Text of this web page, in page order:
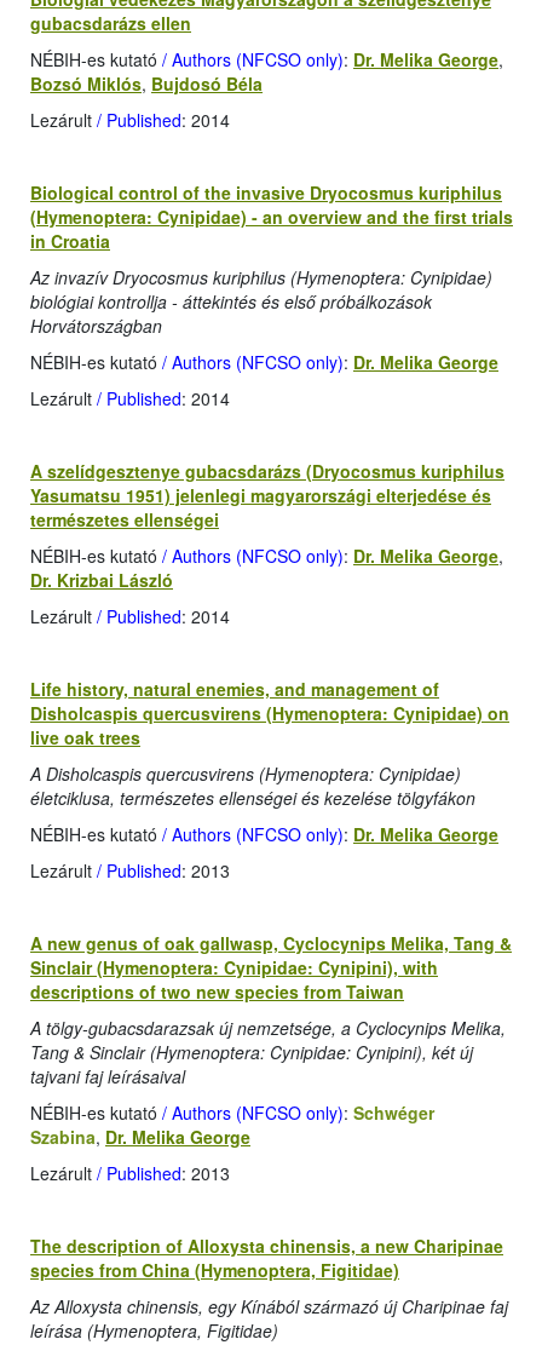
gubacsdarázs ellen
NÉBIH-es kutató / Authors (NFCSO only): Dr. Melika George,
Bozsó Miklós, Bujdosó Béla
Lezárult / Published: 2014
Biological control of the invasive Dryocosmus kuriphilus
(Hymenoptera: Cynipidae) - an overview and the first trials
in Croatia
Az invazív Dryocosmus kuriphilus (Hymenoptera: Cynipidae)
biológiai kontrollja - áttekintés és első próbálkozások
Horvátországban
NÉBIH-es kutató / Authors (NFCSO only): Dr. Melika George
Lezárult / Published: 2014
A szelídgesztenye gubacsdarázs (Dryocosmus kuriphilus
Yasumatsu 1951) jelenlegi magyarországi elterjedése és
természetes ellenségei
NÉBIH-es kutató / Authors (NFCSO only): Dr. Melika George,
Dr. Krizbai László
Lezárult / Published: 2014
Life history, natural enemies, and management of
Disholcaspis quercusvirens (Hymenoptera: Cynipidae) on
live oak trees
A Disholcaspis quercusvirens (Hymenoptera: Cynipidae)
életciklusa, természetes ellenségei és kezelése tölgyfákon
NÉBIH-es kutató / Authors (NFCSO only): Dr. Melika George
Lezárult / Published: 2013
A new genus of oak gallwasp, Cyclocynips Melika, Tang &
Sinclair (Hymenoptera: Cynipidae: Cynipini), with
descriptions of two new species from Taiwan
A tölgy-gubacsdarazsak új nemzetsége, a Cyclocynips Melika,
Tang & Sinclair (Hymenoptera: Cynipidae: Cynipini), két új
tajvani faj leírásaival
NÉBIH-es kutató / Authors (NFCSO only): Schwéger
Szabina, Dr. Melika George
Lezárult / Published: 2013
The description of Alloxysta chinensis, a new Charipinae
species from China (Hymenoptera, Figitidae)
Az Alloxysta chinensis, egy Kínából származó új Charipinae faj
leírása (Hymenoptera, Figitidae)